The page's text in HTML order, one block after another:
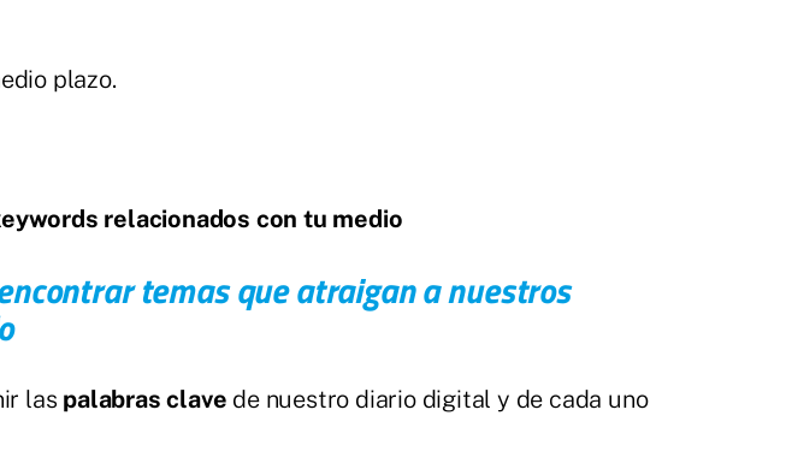
plazo.
relacionados con tu medio
temas que atraigan a nuestros
las palabras clave de nuestro diario digital y de cada uno